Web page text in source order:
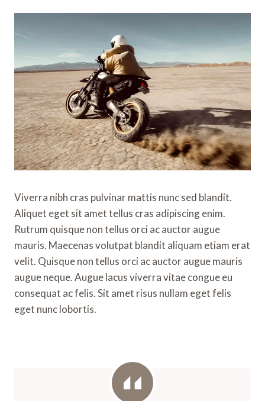
Viverra nibh cras pulvinar mattis nunc sed blandit.
Aliquet eget sit amet tellus cras adipiscing enim.
Rutrum quisque non tellus orci ac auctor augue
mauris. Maecenas volutpat blandit aliquam etiam erat
velit. Quisque non tellus orci ac auctor augue mauris
augue neque. Augue lacus viverra vitae congue eu
consequat ac felis. Sit amet risus nullam eget felis
eget nunc lobortis.